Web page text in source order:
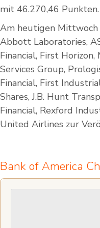
mit 46.270,46 Punkten.
Am heutigen Mittwoch
Abbott Laboratories,
Financial, First
Services Group,
Financial, First
Shares, J.B. Hunt
Financial, Rexford
United Airlines zur
Bank of America